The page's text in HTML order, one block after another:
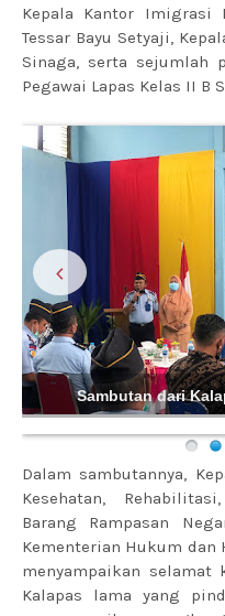
Kepala Kantor Imigrasi
Tessar Bayu Setyaji,
Sinaga, serta sejumlah
Pegawai Lapas Kelas II B
‹
Sambutan dari
Dalam sambutannya,
Kesehatan,
Barang Rampasan
Kementerian Hukum dan
menyampaikan selamat
Kalapas lama yang